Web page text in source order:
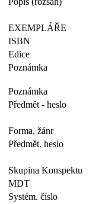
EXEMPLÁŘE
ISBN
Edice
Poznámka
Poznámka
Předmět - heslo
Forma, žánr
Předmět. heslo
Skupina Konspektu
MDT
Systém. číslo